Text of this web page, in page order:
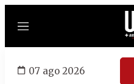
Menú
07 ago 2026